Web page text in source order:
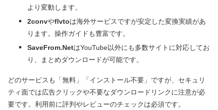
より変動します。
2convやflvtoは海外サービスですが安定した変換実績があ
ります。操作ガイドも豊富です。
SaveFrom.NetはYouTube以外にも多数サイトに対応してお
り、まとめダウンロードが可能です。
どのサービスも「無料」「インストール不要」ですが、セキュリ
ティ面では広告クリックや不要なダウンロードリンクに注意が必
要です。利用前に評判やレビューのチェックは必須です。